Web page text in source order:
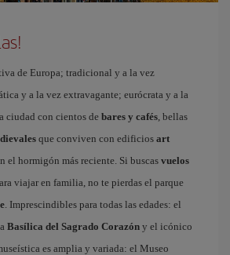
de Europa; tradicional y a la vez
y a la vez extravagante; eurócrata y a la
ciudad con cientos de bares y cafés, bellas
que conviven con edificios art
el hormigón más reciente. Si buscas vuelos
viajar en familia, no te pierdas el parque
. Imprescindibles para todas las edades: el
Basílica del Sagrado Corazón y el icónico
es amplia y variada: el Museo